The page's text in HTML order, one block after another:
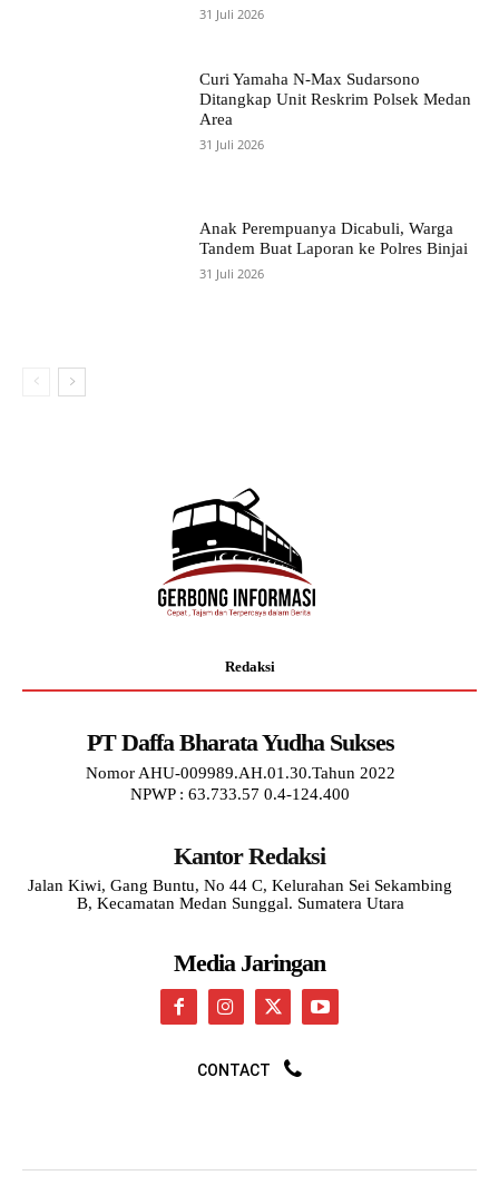
31 Juli 2026
Curi Yamaha N-Max Sudarsono
Ditangkap Unit Reskrim Polsek Medan
Area
31 Juli 2026
Anak Perempuanya Dicabuli, Warga
Tandem Buat Laporan ke Polres Binjai
31 Juli 2026
Redaksi
PT Daffa Bharata Yudha Sukses
Nomor AHU-009989.AH.01.30.Tahun 2022
NPWP : 63.733.57 0.4-124.400
Kantor Redaksi
Jalan Kiwi, Gang Buntu, No 44 C, Kelurahan Sei Sekambing
B, Kecamatan Medan Sunggal. Sumatera Utara
Media Jaringan
CONTACT